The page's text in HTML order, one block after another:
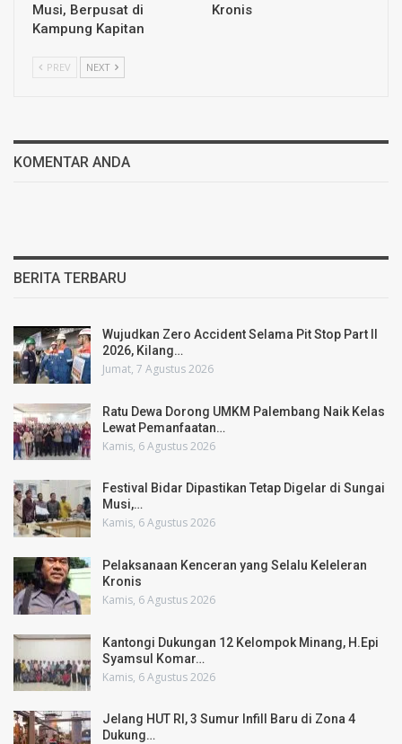
Musi, Berpusat di
Kampung Kapitan
Kronis
PREV NEXT
KOMENTAR ANDA
BERITA TERBARU
Wujudkan Zero Accident Selama Pit Stop Part II
2026, Kilang…
Jumat, 7 Agustus 2026
Ratu Dewa Dorong UMKM Palembang Naik Kelas
Lewat Pemanfaatan…
Kamis, 6 Agustus 2026
Festival Bidar Dipastikan Tetap Digelar di Sungai
Musi,…
Kamis, 6 Agustus 2026
Pelaksanaan Kenceran yang Selalu Keleleran
Kronis
Kamis, 6 Agustus 2026
Kantongi Dukungan 12 Kelompok Minang, H.Epi
Syamsul Komar…
Kamis, 6 Agustus 2026
Jelang HUT RI, 3 Sumur Infill Baru di Zona 4
Dukung…